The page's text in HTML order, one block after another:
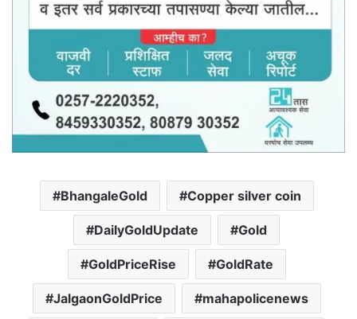
BhangaleGold Copper silver coin
DailyGoldUpdate Gold
GoldPriceRise GoldRate
JalgaonGoldPrice mahapolicenews